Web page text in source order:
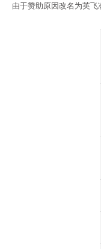
由于赞助原因改名为英飞